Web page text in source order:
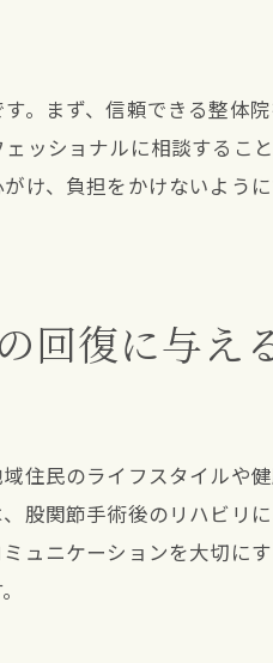
日常生活の快適さ
促進する整体の力
後の整体の重要性
る整体の効果
体利用法
戻すための整体の役割
節健康の再生
めの整体施術
。まず、信頼できる整体
ッショナルに相談するこ
け、負担をかけないよう
回復に与え
住民のライフスタイルや
股関節手術後のリハビリ
ュニケーションを大切に